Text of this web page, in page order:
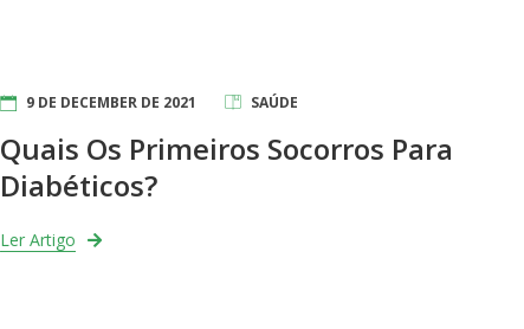
9 DE DECEMBER DE 2021 SAÚDE
Quais Os Primeiros Socorros Para
Diabéticos?
Ler Artigo